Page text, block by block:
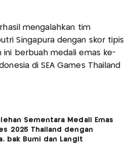
mengalahkan tim
Singapura dengan skor tipis
ini berbuah medali emas ke-
di SEA Games Thailand
Sementara Medali Emas
2025 Thailand dengan
bak Bumi dan Langit